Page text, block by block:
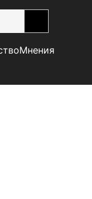
Мнения